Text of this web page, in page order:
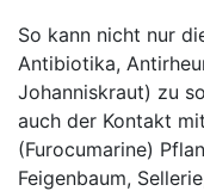
So kann nicht nur
Antibiotika,
Johanniskraut) zu
auch der Kontakt
(Furocumarine)
Feigenbaum,